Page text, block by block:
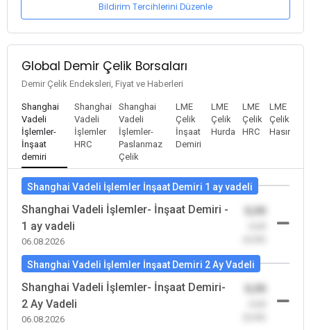
Bildirim Tercihlerini Düzenle
Global Demir Çelik Borsaları
Demir Çelik Endeksleri, Fiyat ve Haberleri
Shanghai
Vadeli
İşlemler-
İnşaat
demiri
Shanghai
Vadeli
İşlemler
HRC
Shanghai
Vadeli
İşlemler-
Paslanmaz
Çelik
LME
Çelik
İnşaat
Demiri
LME
Çelik
Hurda
LME
Çelik
HRC
LME
Çelik
Hasır
Shanghai Vadeli İşlemler İnşaat Demiri 1 ay vadeli
Shanghai Vadeli İşlemler- İnşaat Demiri -
1 ay vadeli
06.08.2026
Shanghai Vadeli İşlemler İnşaat Demiri 2 Ay Vadeli
Shanghai Vadeli İşlemler- İnşaat Demiri-
2 Ay Vadeli
06.08.2026